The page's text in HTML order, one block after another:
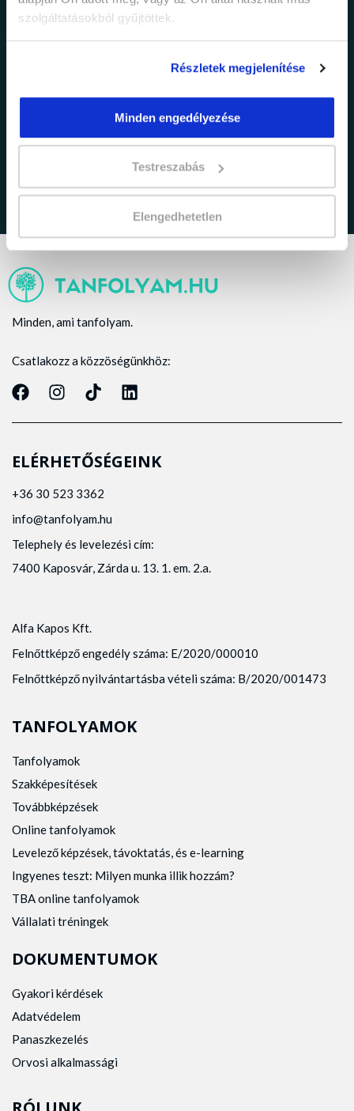
szolgáltatásokból gyűjtöttek.
Részletek megjelenítése
Minden engedélyezése
Testreszabás
Elengedhetetlen
adatkezelési tájékoztatóban
Minden, ami tanfolyam.
Csatlakozz a közzöségünkhöz:
ELÉRHETŐSÉGEINK
+36 30 523 3362
info@tanfolyam.hu
Telephely és levelezési cím:
7400 Kaposvár, Zárda u. 13. 1. em. 2.a.
Alfa Kapos Kft.
Felnőttképző engedély száma: E/2020/000010
Felnőttképző nyilvántartásba vételi száma: B/2020/001473
TANFOLYAMOK
Tanfolyamok
Szakképesítések
Továbbképzések
Online tanfolyamok
Levelező képzések, távoktatás, és e-learning
Ingyenes teszt: Milyen munka illik hozzám?
TBA online tanfolyamok
Vállalati tréningek
DOKUMENTUMOK
Gyakori kérdések
Adatvédelem
Panaszkezelés
Orvosi alkalmassági